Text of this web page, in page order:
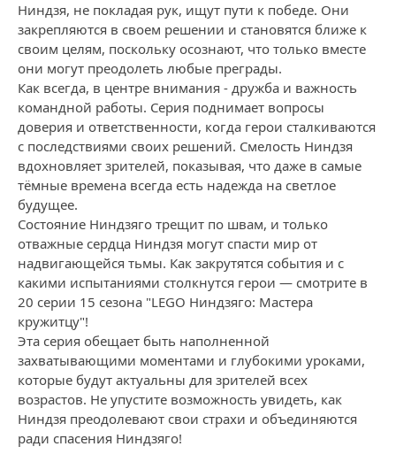
Ниндзя, не покладая рук, ищут пути к победе. Они
закрепляются в своем решении и становятся ближе к
своим целям, поскольку осознают, что только вместе
они могут преодолеть любые преграды.
Как всегда, в центре внимания - дружба и важность
командной работы. Серия поднимает вопросы
доверия и ответственности, когда герои сталкиваются
с последствиями своих решений. Смелость Ниндзя
вдохновляет зрителей, показывая, что даже в самые
тёмные времена всегда есть надежда на светлое
будущее.
Состояние Ниндзяго трещит по швам, и только
отважные сердца Ниндзя могут спасти мир от
надвигающейся тьмы. Как закрутятся события и с
какими испытаниями столкнутся герои — смотрите в
20 серии 15 сезона "LEGO Ниндзяго: Мастера
кружитцу"!
Эта серия обещает быть наполненной
захватывающими моментами и глубокими уроками,
которые будут актуальны для зрителей всех
возрастов. Не упустите возможность увидеть, как
Ниндзя преодолевают свои страхи и объединяются
ради спасения Ниндзяго!